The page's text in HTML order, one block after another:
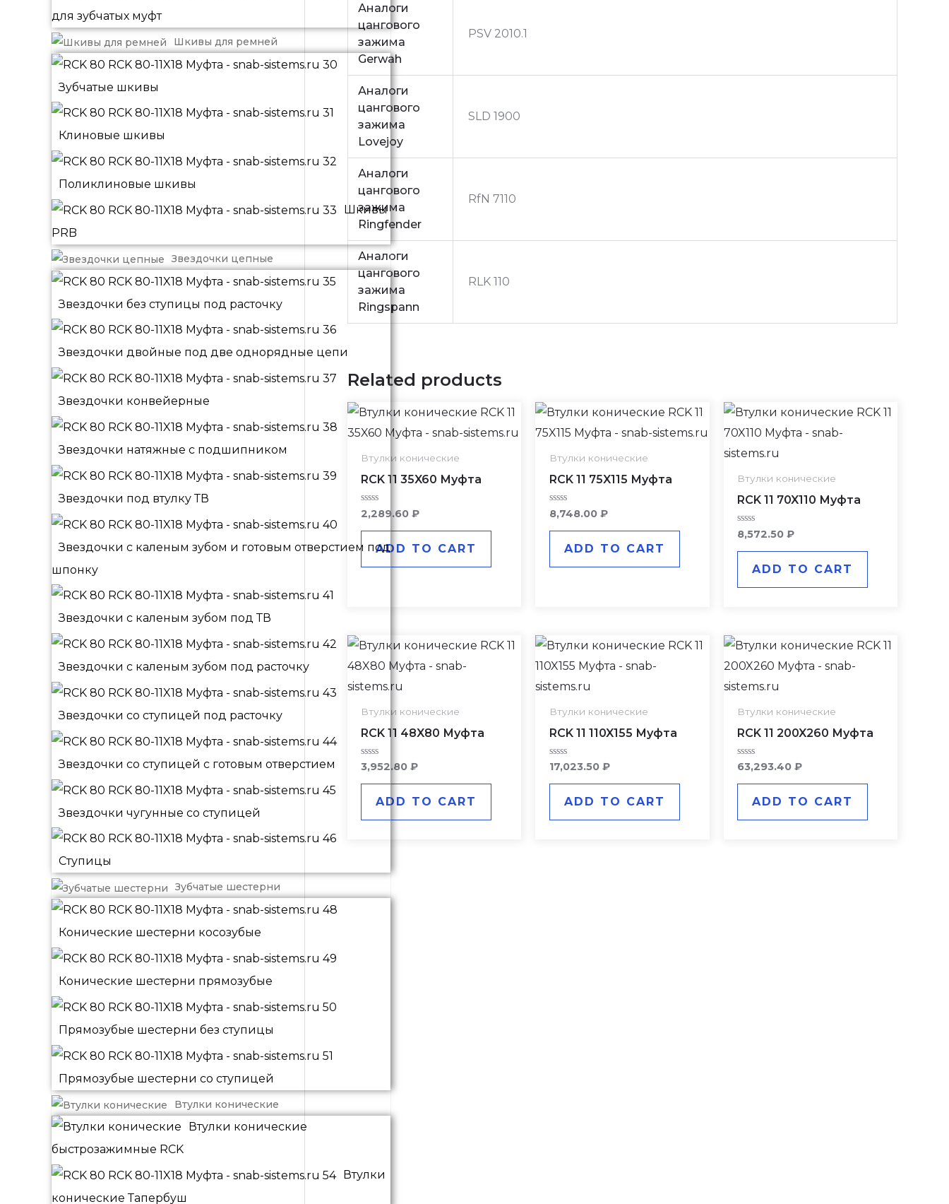
для зубчатых муфт
Шкивы для ремней
Зубчатые шкивы
Клиновые шкивы
Поликлиновые шкивы
Шкивы
PRB
Звездочки цепные
Звездочки без ступицы под расточку
Звездочки двойные под две однорядные цепи
Звездочки конвейерные
Звездочки натяжные с подшипником
Звездочки под втулку ТВ
Звездочки с каленым зубом и готовым отверстием под
шпонку
Звездочки с каленым зубом под ТВ
Звездочки с каленым зубом под расточку
Звездочки со ступицей под расточку
Звездочки со ступицей с готовым отверстием
Звездочки чугунные со ступицей
Ступицы
Зубчатые шестерни
Конические шестерни косозубые
Конические шестерни прямозубые
Прямозубые шестерни без ступицы
Прямозубые шестерни со ступицей
Втулки конические
Втулки конические
быстрозажимные RCK
Втулки
конические Тапербуш
Аналоги
цангового
зажима
Gerwah
PSV 2010.1
Аналоги
цангового
зажима
Lovejoy
SLD 1900
Аналоги
цангового
зажима
Ringfender
RfN 7110
Аналоги
цангового
зажима
Ringspann
RLK 110
Related products
Втулки конические
RCK 11 35X60 Муфта
Rated
0
out
5
2,289.60₽
ADD TO CART
Втулки конические
RCK 11 75X115 Муфта
Rated
0
out
8,748.00 ₽
ADD TO CART
Втулки конические
RCK 11 70X110 Муфта
Rated
0
out
8,572.50 ₽
ADD TO CART
Втулки конические
RCK 11 48X80 Муфта
Rated
out
3,952.80₽
ADD TO CART
Втулки конические
RCK 11 110X155 Муфта
Rated
out
17,023.50 ₽
ADD TO CART
Втулки конические
RCK 11 200X260 Муфта
Rated
out
63,293.40 ₽
ADD TO CART